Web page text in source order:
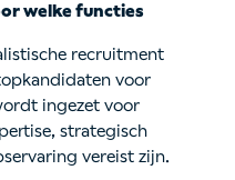
welke functies
recruitment
voor
ingezet voor
strategisch
vereist zijn.